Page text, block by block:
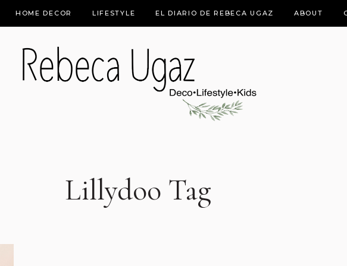
HOME DECOR LIFESTYLE EL DIARIO DE REBECA UGAZ ABOUT
Lillydoo Tag